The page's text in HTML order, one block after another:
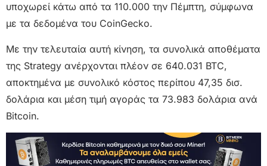
υποχωρεί κάτω από τα 110.000 την Πέμπτη, σύμφωνα
με τα δεδομένα του CoinGecko.
Με την τελευταία αυτή κίνηση, τα συνολικά αποθέματα
της Strategy ανέρχονται πλέον σε 640.031 BTC,
αποκτημένα με συνολικό κόστος περίπου 47,35 δισ.
δολάρια και μέση τιμή αγοράς τα 73.983 δολάρια ανά
Bitcoin.